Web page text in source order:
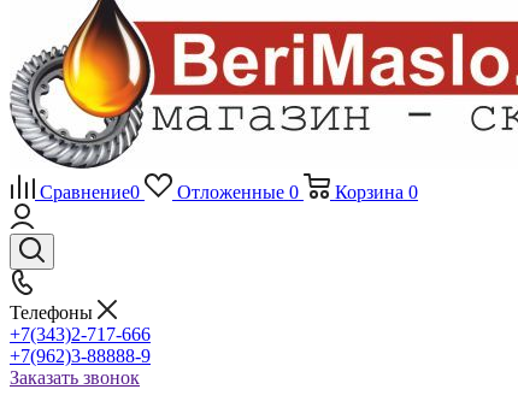
Сравнение0 Отложенные 0 Корзина 0
Телефоны
+7(343)2-717-666
+7(962)3-88888-9
Заказать звонок